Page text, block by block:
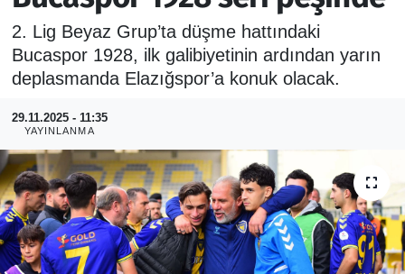
2. Lig Beyaz Grup’ta düşme hattındaki
Bucaspor 1928, ilk galibiyetinin ardından yarın
deplasmanda Elazığspor’a konuk olacak.
29.11.2025 - 11:35
YAYINLANMA
GENEL
EKONOMİ
SPOR
ASAYİŞ
RESMİ REKLAM
İzmir Trafik Yoğunluk Haritası
Puan Durumu ve Fikstür
Son Dakika Haberleri
Haber Arşivi